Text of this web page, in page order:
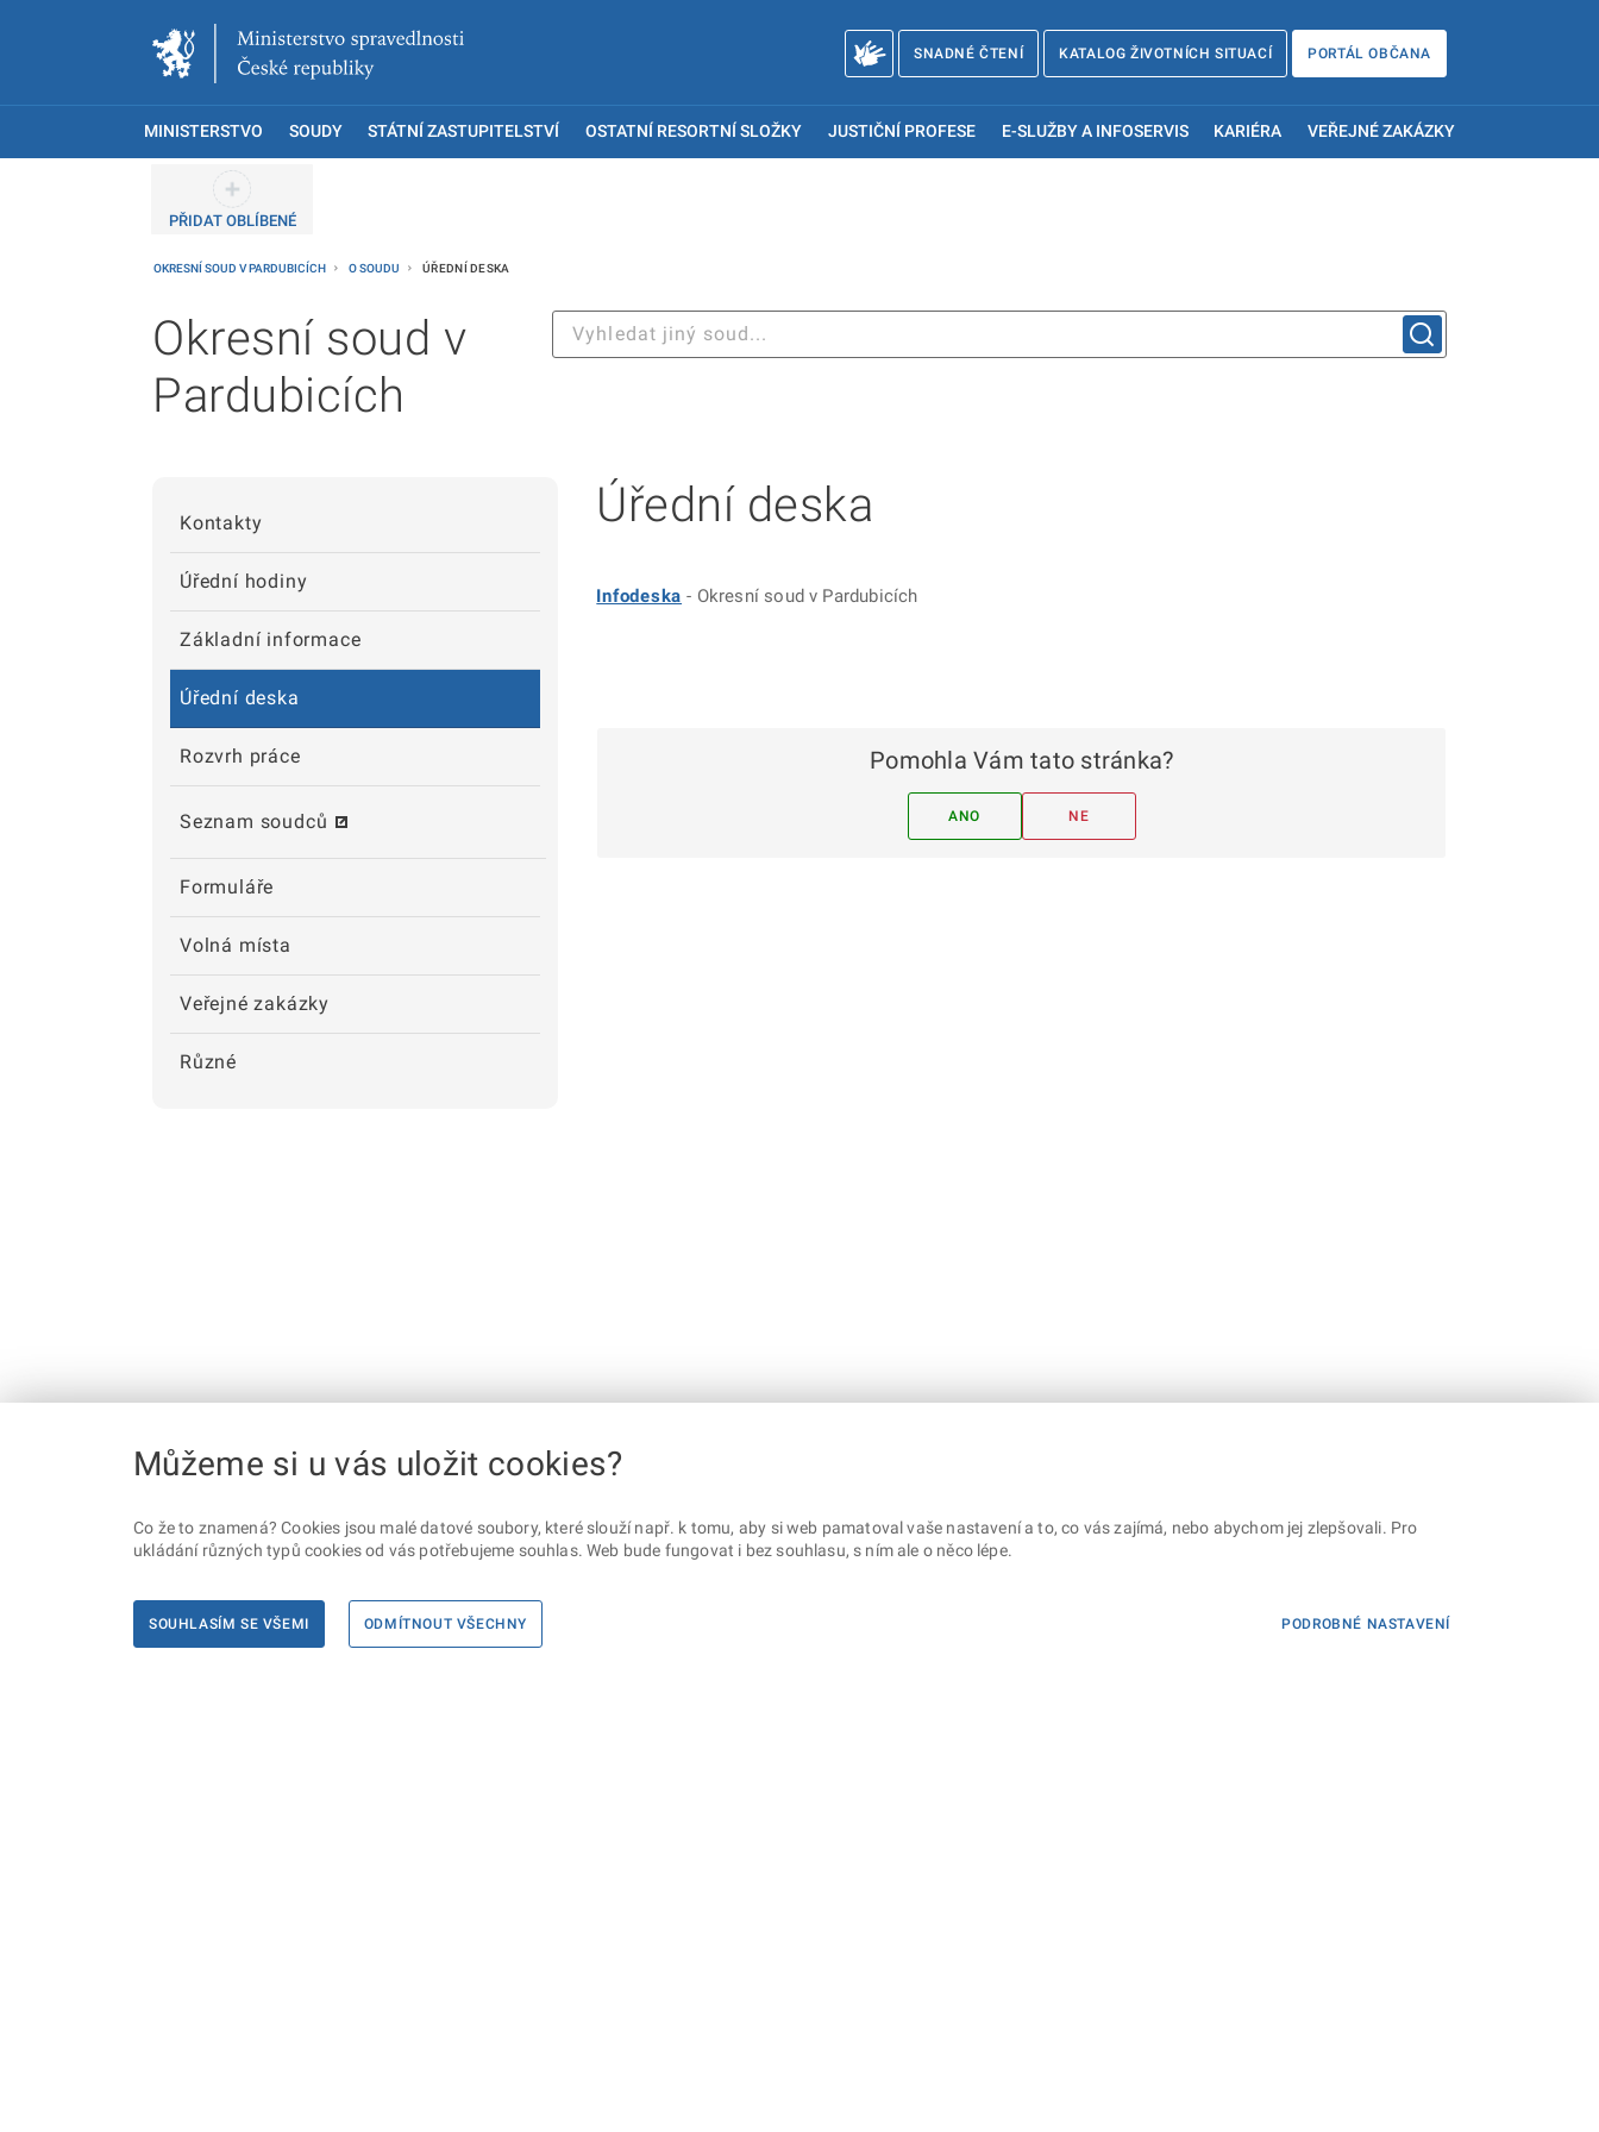
SNADNÉ ČTENÍ KATALOG ŽIVOTNÍCH SITUACÍ PORTÁL OBČANA
MINISTERSTVO SOUDY STÁTNÍ ZASTUPITELSTVÍ OSTATNÍ RESORTNÍ SLOŽKY JUSTIČNÍ PROFESE E-SLUŽBY A INFOSERVIS KARIÉRA VEŘEJNÉ ZAKÁZKY
PŘIDAT OBLÍBENÉ
OKRESNÍ SOUD V PARDUBICÍCH O SOUDU ÚŘEDNÍ DESKA
Okresní soud v
Pardubicích
Kontakty
Úřední hodiny
Základní informace
Úřední deska
Rozvrh práce
Seznam soudců
Formuláře
Volná místa
Veřejné zakázky
Různé
Úřední deska
Infodeska - Okresní soud v Pardubicích
Pomohla Vám tato stránka?
ANO NE
Můžeme si u vás uložit cookies?
Co že to znamená? Cookies jsou malé datové soubory, které slouží např. k tomu, aby si web pamatoval vaše nastavení a to, co vás zajímá, nebo abychom jej zlepšovali. Pro
ukládání různých typů cookies od vás potřebujeme souhlas. Web bude fungovat i bez souhlasu, s ním ale o něco lépe.
SOUHLASÍM SE VŠEMI ODMÍTNOUT VŠECHNY PODROBNÉ NASTAVENÍ